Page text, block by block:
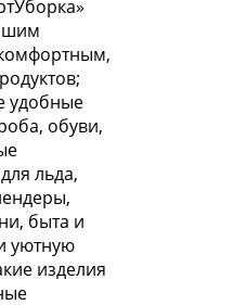
удобные
обуви,
льда,
быта и
уютную
изделия